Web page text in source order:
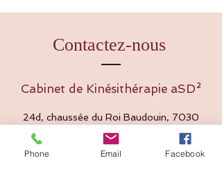
Contactez-nous
Cabinet de Kinésithérapie aSD²
24d, chaussée du Roi Baudouin, 7030
Saint-Symphorien (Mons)
Phone Email Facebook